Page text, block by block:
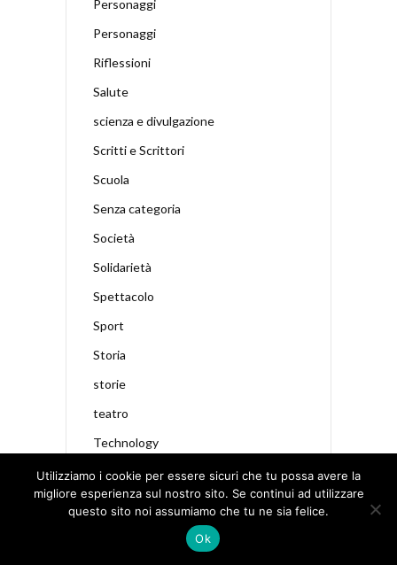
Personaggi
Personaggi
Riflessioni
Salute
scienza e divulgazione
Scritti e Scrittori
Scuola
Senza categoria
Società
Solidarietà
Spettacolo
Sport
Storia
storie
teatro
Technology
televisione
tradizioni
Utilizziamo i cookie per essere sicuri che tu possa avere la
migliore esperienza sul nostro sito. Se continui ad utilizzare
questo sito noi assumiamo che tu ne sia felice.
Ok